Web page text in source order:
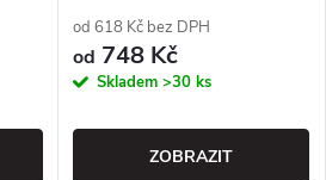
od 618 Kč bez DPH
od 748 Kč
Skladem >30 ks
ZOBRAZIT